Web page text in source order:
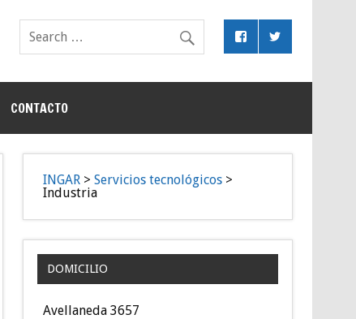
CONTACTO
INGAR >Servicios tecnológicos >
Industria
DOMICILIO
Avellaneda 3657